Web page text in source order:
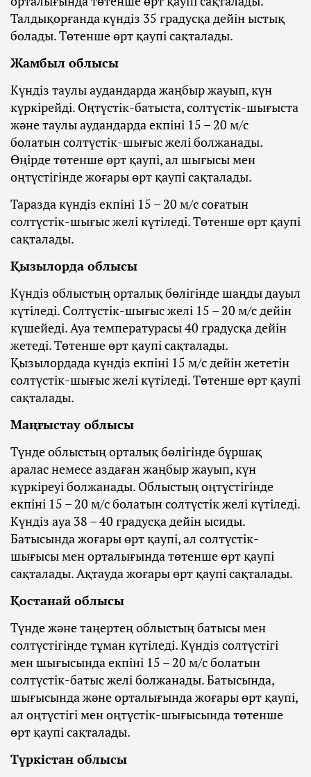
Талдықорғанда күндіз 35 градусқа дейін ыстық
болады. Төтенше өрт қаупі сақталады.
Жамбыл облысы
Күндіз таулы аудандарда жаңбыр жауып, күн
күркірейді. Оңтүстік-батыста, солтүстік-шығыста
және таулы аудандарда екпіні 15 – 20 м/с
болатын солтүстік-шығыс желі болжанады.
Өңірде төтенше өрт қаупі, ал шығысы мен
оңтүстігінде жоғары өрт қаупі сақталады.
Таразда күндіз екпіні 15 – 20 м/с соғатын
солтүстік-шығыс желі күтіледі. Төтенше өрт қаупі
сақталады.
Қызылорда облысы
Күндіз облыстың орталық бөлігінде шаңды дауыл
күтіледі. Солтүстік-шығыс желі 15 – 20 м/с дейін
күшейеді. Ауа температурасы 40 градусқа дейін
жетеді. Төтенше өрт қаупі сақталады.
Қызылордада күндіз екпіні 15 м/с дейін жететін
солтүстік-шығыс желі күтіледі. Төтенше өрт қаупі
сақталады.
Маңғыстау облысы
Түнде облыстың орталық бөлігінде бұршақ
аралас немесе аздаған жаңбыр жауып, күн
күркіреуі болжанады. Облыстың оңтүстігінде
екпіні 15 – 20 м/с болатын солтүстік желі күтіледі.
Күндіз ауа 38 – 40 градусқа дейін ысиды.
Батысында жоғары өрт қаупі, ал солтүстік-
шығысы мен орталығында төтенше өрт қаупі
сақталады. Ақтауда жоғары өрт қаупі сақталады.
Қостанай облысы
Түнде және таңертең облыстың батысы мен
солтүстігінде тұман күтіледі. Күндіз солтүстігі
мен шығысында екпіні 15 – 20 м/с болатын
солтүстік-батыс желі болжанады. Батысында,
шығысында және орталығында жоғары өрт қаупі,
ал оңтүстігі мен оңтүстік-шығысында төтенше
өрт қаупі сақталады.
Түркістан облысы